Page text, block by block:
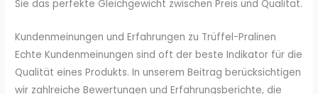
Sie das perfekte Gleichgewicht zwischen Preis und Qualität.
Kundenmeinungen und Erfahrungen zu Trüffel-Pralinen
Echte Kundenmeinungen sind oft der beste Indikator für die
Qualität eines Produkts. In unserem Beitrag berücksichtigen
wir zahlreiche Bewertungen und Erfahrungsberichte, die